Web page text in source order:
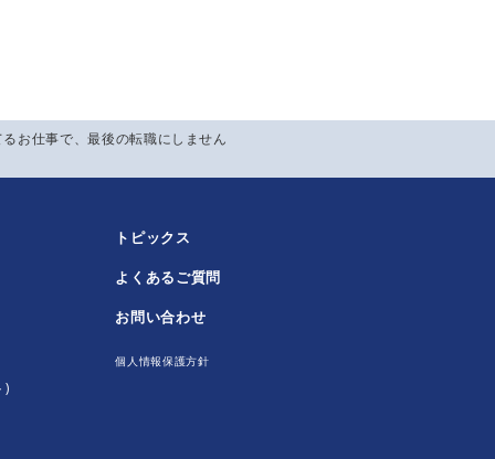
お仕事で、最後の転職にしません
)
トピックス
よくあるご質問
お問い合わせ
個人情報保護方針